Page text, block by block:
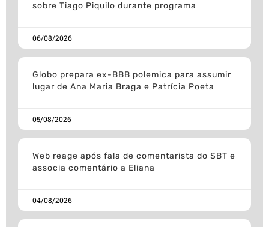
sobre Tiago Piquilo durante programa
06/08/2026
Globo prepara ex-BBB polemica para assumir
lugar de Ana Maria Braga e Patrícia Poeta
05/08/2026
Web reage após fala de comentarista do SBT e
associa comentário a Eliana
04/08/2026